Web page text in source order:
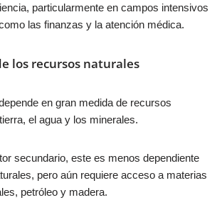
particularmente en campos intensivos
las finanzas y la atención médica.
los recursos naturales
en gran medida de recursos
el agua y los minerales.
secundario, este es menos dependiente
pero aún requiere acceso a materias
petróleo y madera.